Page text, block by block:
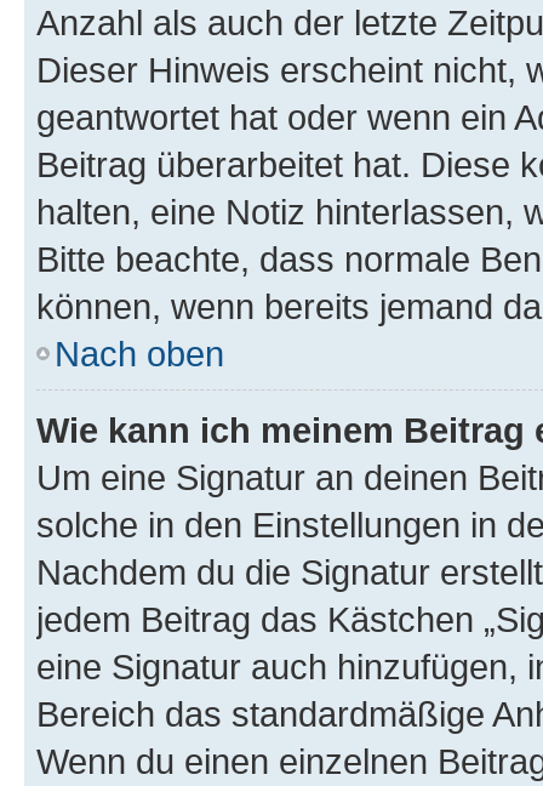
Anzahl als auch der letzte
Dieser Hinweis erscheint nicht,
geantwortet hat oder wenn ein
Beitrag überarbeitet hat. Diese
halten, eine Notiz hinterlassen,
Bitte beachte, dass normale
können, wenn bereits jemand
Nach oben
Wie kann ich meinem
Um eine Signatur an deinen
solche in den Einstellungen in
Nachdem du die Signatur
jedem Beitrag das Kästchen
eine Signatur auch hinzufügen,
Bereich das standardmäßige
Wenn du einen einzelnen